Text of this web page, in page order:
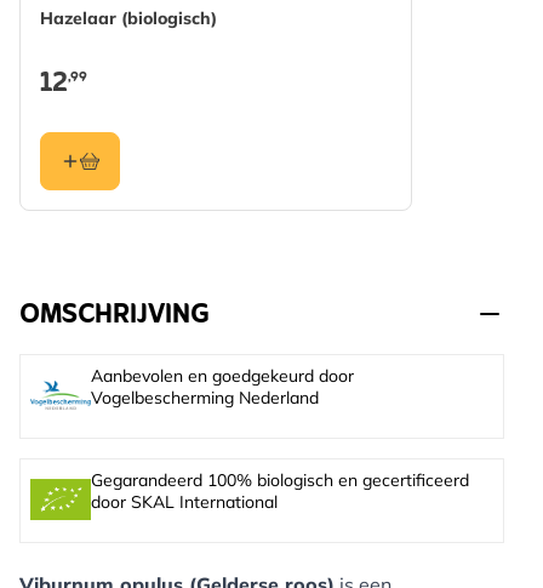
Hazelaar (biologisch)
12,99
OMSCHRIJVING
Aanbevolen en goedgekeurd door
Vogelbescherming Nederland
Gegarandeerd 100% biologisch en gecertificeerd
door SKAL International